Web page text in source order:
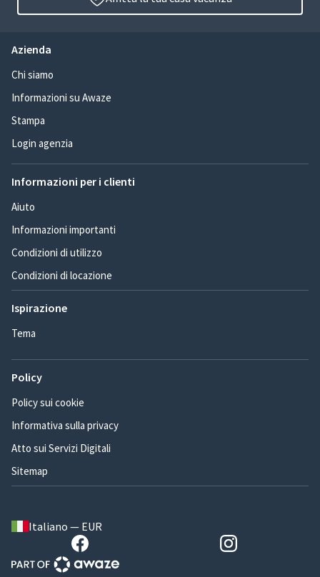
Azienda
Chi siamo
Informazioni su Awaze
Stampa
Login agenzia
Informazioni per i clienti
Aiuto
Informazioni importanti
Condizioni di utilizzo
Condizioni di locazione
Ispirazione
Tema
Policy
Policy sui cookie
Informativa sulla privacy
Atto sui Servizi Digitali
Sitemap
Italiano — EUR